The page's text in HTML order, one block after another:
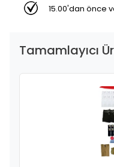
15.00'dan önce
Tamamlayıcı